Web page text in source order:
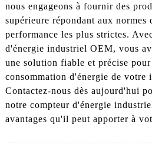
nous engageons à fournir des
supérieure répondant aux normes
performance les plus strictes.
d'énergie industriel OEM, vous
une solution fiable et précise
consommation d'énergie de
Contactez-nous dès aujourd'hui
notre compteur d'énergie
avantages qu'il peut apporter à